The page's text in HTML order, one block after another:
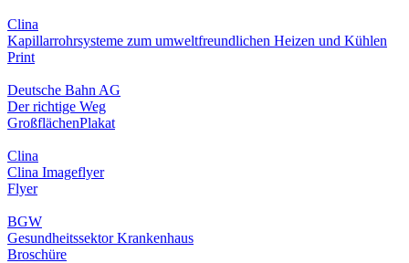
Clina
Kapillarrohrsysteme zum umweltfreundlichen Heizen und Kühlen
Print
Deutsche Bahn AG
Der richtige Weg
GroßflächenPlakat
Clina
Clina Imageflyer
Flyer
BGW
Gesundheitssektor Krankenhaus
Broschüre